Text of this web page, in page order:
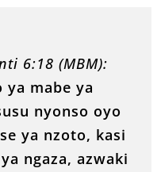
6:18 (MBM):
ya mabe ya
nyonso oyo
ya nzoto, kasi
ngaza, azwaki